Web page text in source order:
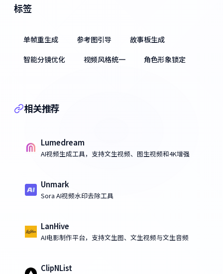
标签
单帧重生成 参考图引导
故事板生成
智能分镜优化
视频风格统一 角色形象锁定
相关推荐
Lumedream
AI视频生成工具，支持文生视频、图生视频和4K增强
Unmark
Sora AI视频水印去除工具
LanHive
AI电影制作平台，支持文生图、文生视频与文生音频
ClipNList